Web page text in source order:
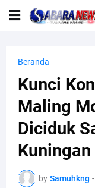
Beranda
Kunci
Maling
Diciduk
by Samuhkng -